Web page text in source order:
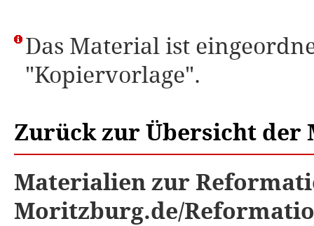
Das Material ist
"Kopiervorlage".
Zurück zur Übersicht der
Materialien zur
Moritzburg.de/